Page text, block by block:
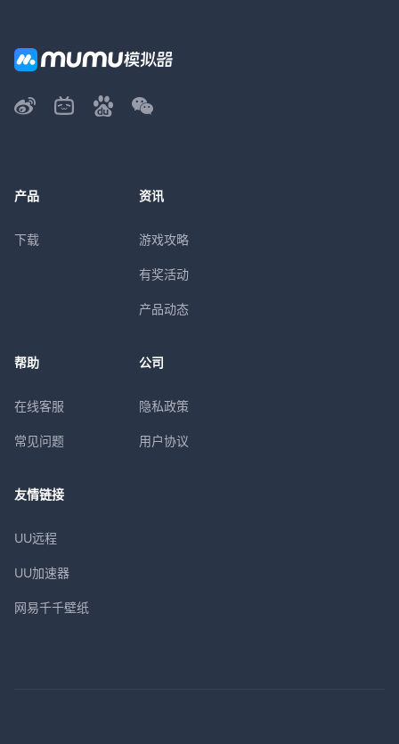
产品
下载
资讯
游戏攻略
有奖活动
产品动态
帮助
在线客服
常见问题
公司
隐私政策
用户协议
友情链接
UU远程
UU加速器
网易千千壁纸